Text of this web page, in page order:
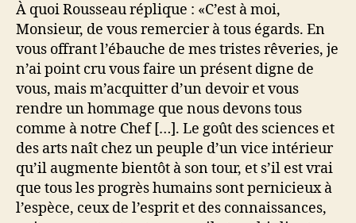
À quoi Rousseau réplique : «C’est à moi,
Monsieur, de vous remercier à tous égards. En
vous offrant l’ébauche de mes tristes rêveries, je
n’ai point cru vous faire un présent digne de
vous, mais m’acquitter d’un devoir et vous
rendre un hommage que nous devons tous
comme à notre Chef […]. Le goût des sciences et
des arts naît chez un peuple d’un vice intérieur
qu’il augmente bientôt à son tour, et s’il est vrai
que tous les progrès humains sont pernicieux à
l’espèce, ceux de l’esprit et des connaissances,